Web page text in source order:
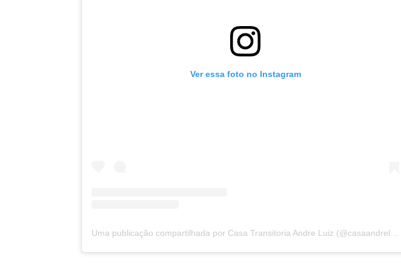
Ver essa foto no Instagram